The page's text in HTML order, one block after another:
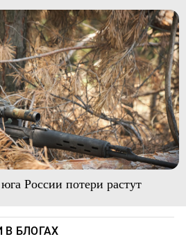
России потери растут
В БЛОГАХ